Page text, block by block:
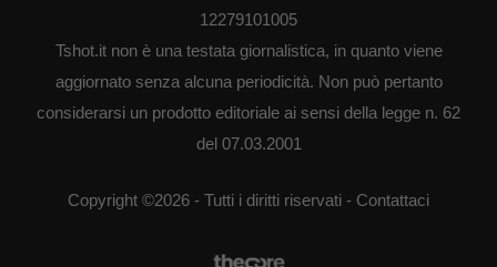
12279101005
Tshot.it non è una testata giornalistica, in quanto viene
aggiornato senza alcuna periodicità. Non può pertanto
considerarsi un prodotto editoriale ai sensi della legge n. 62
del 07.03.2001
Copyright ©2026 - Tutti i diritti riservati - Contattaci